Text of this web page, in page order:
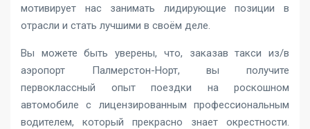
мотивирует нас занимать лидирующие позиции в
отрасли и стать лучшими в своём деле.
Вы можете быть уверены, что, заказав такси из/в
аэропорт Палмерстон-Норт, вы получите
первоклассный опыт поездки на роскошном
автомобиле с лицензированным профессиональным
водителем, который прекрасно знает окрестности.